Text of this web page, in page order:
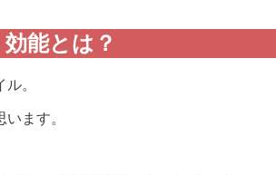
能とは？
。
ます。